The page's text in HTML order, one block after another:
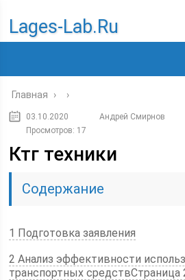
Lages-Lab.ru
Главная › ›
03.10.2020 Андрей Смирнов
Просмотров: 17
Ктг техники
Содержание
1 Подготовка заявления
2 Анализ эффективности
транспортных средствСтраница